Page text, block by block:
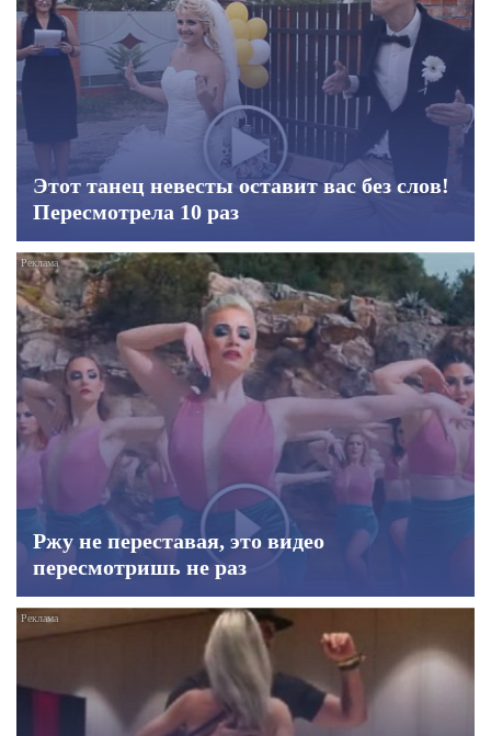
Этот танец невесты оставит вас без слов!
Пересмотрела 10 раз
Ржу не переставая, это видео
пересмотришь не раз